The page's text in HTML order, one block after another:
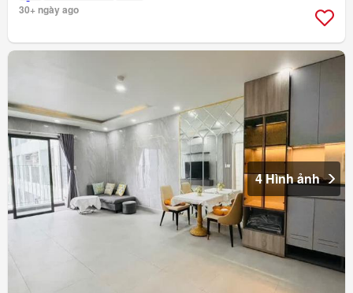
30+ ngày ago
4 Hình ảnh